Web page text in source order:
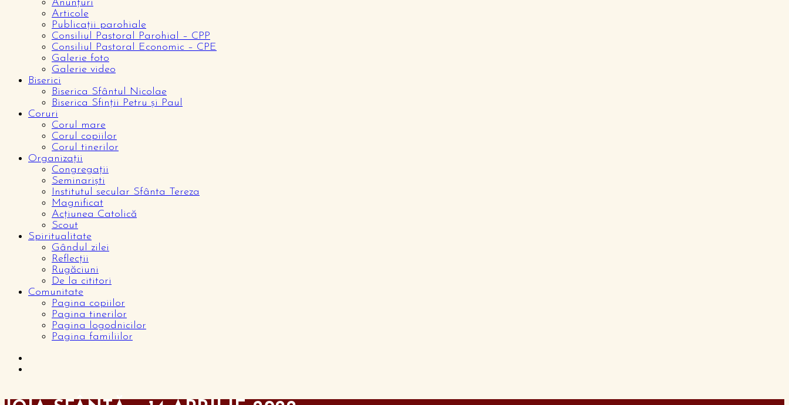
Anunțuri
Articole
Publicații parohiale
Consiliul Pastoral Parohial – CPP
Consiliul Pastoral Economic – CPE
Galerie foto
Galerie video
Biserici
Biserica Sfântul Nicolae
Biserica Sfinții Petru și Paul
Coruri
Corul mare
Corul copiilor
Corul tinerilor
Organizații
Congregații
Seminariști
Institutul secular Sfânta Tereza
Magnificat
Acțiunea Catolică
Scout
Spiritualitate
Gândul zilei
Reflecții
Rugăciuni
De la cititori
Comunitate
Pagina copiilor
Pagina tinerilor
Pagina logodnicilor
Pagina familiilor